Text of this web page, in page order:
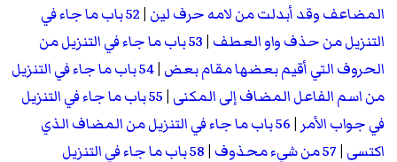
المضاعف وقد أبدلت من لامه حرف لين |
52 باب ما جاء في
التنزيل من حذف واو العطف |
53 باب ما جاء في التنزيل من
الحروف التي أقيم بعضها مقام بعض |
54 باب ما جاء في التنزيل
من اسم الفاعل المضاف إلى المكنى |
55 باب ما جاء في التنزيل
في جواب الأمر |
56 باب ما جاء في التنزيل من المضاف الذي
اكتسى |57 من شيء محذوف |
58 باب ما جاء في التنزيل